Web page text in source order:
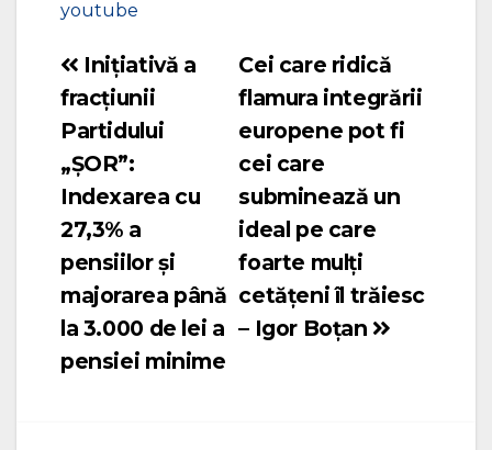
youtube
Navigare
în
articole
Cei care ridică
flamura integrării
europene pot fi
cei care
subminează un
ideal pe care
foarte mulți
cetățeni îl trăiesc
– Igor Boțan
Inițiativă a
fracțiunii
Partidului
„ȘOR”:
Indexarea cu
27,3% a
pensiilor și
majorarea până
la 3.000 de lei a
pensiei minime